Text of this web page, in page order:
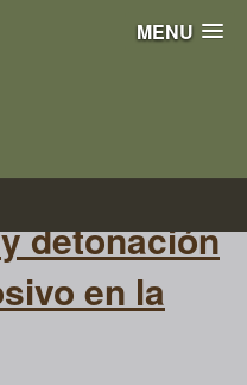
MENU
detonación
en la